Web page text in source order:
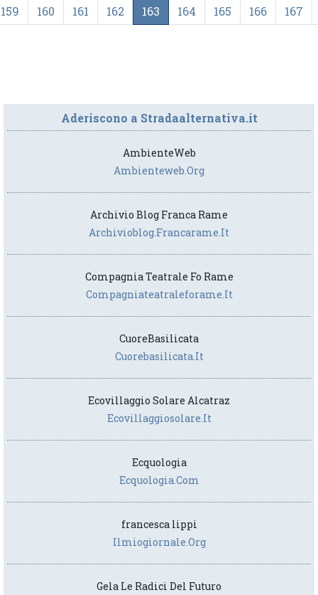
159 160 161 162 163 164 165 166 167
Aderiscono a Stradaalternativa.it
AmbienteWeb
Ambienteweb.org
Archivio Blog Franca Rame
Archivioblog.francarame.it
Compagnia Teatrale Fo Rame
Compagniateatraleforame.it
CuoreBasilicata
Cuorebasilicata.it
Ecovillaggio Solare Alcatraz
Ecovillaggiosolare.it
Ecquologia
Ecquologia.com
francesca lippi
Ilmiogiornale.org
Gela Le Radici Del Futuro